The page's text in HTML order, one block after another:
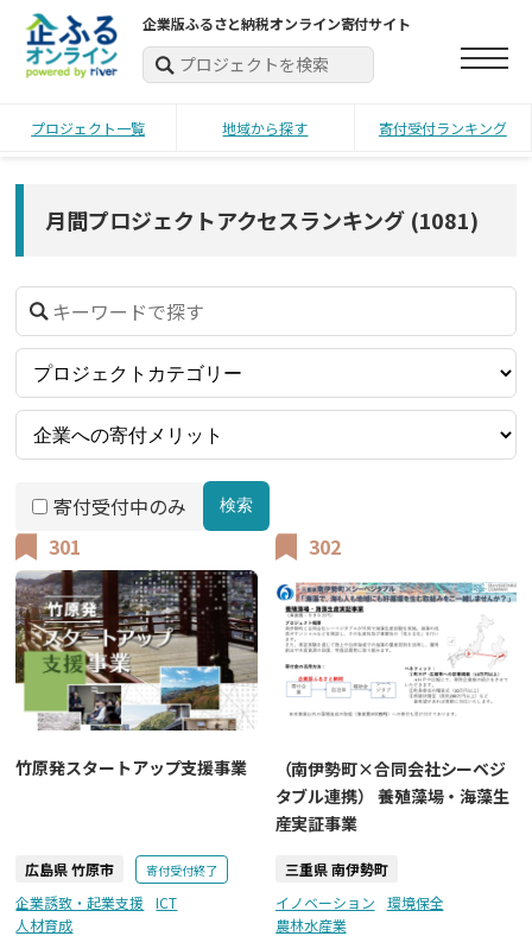
企業版ふるさと納税オンライン寄付サイト
プロジェクト一覧 地域から探す 寄付受付ランキング
月間プロジェクトアクセスランキング(1081)
寄付受付中のみ 検索
301
竹原発スタートアップ支援事業
広島県 竹原市 寄付受付終了
企業誘致・起業支援
ICT
人材育成
302
（南伊勢町×合同会社シーベジ
タブル連携） 養殖藻場・海藻生
産実証事業
三重県 南伊勢町
イノベーション
環境保全
農林水産業